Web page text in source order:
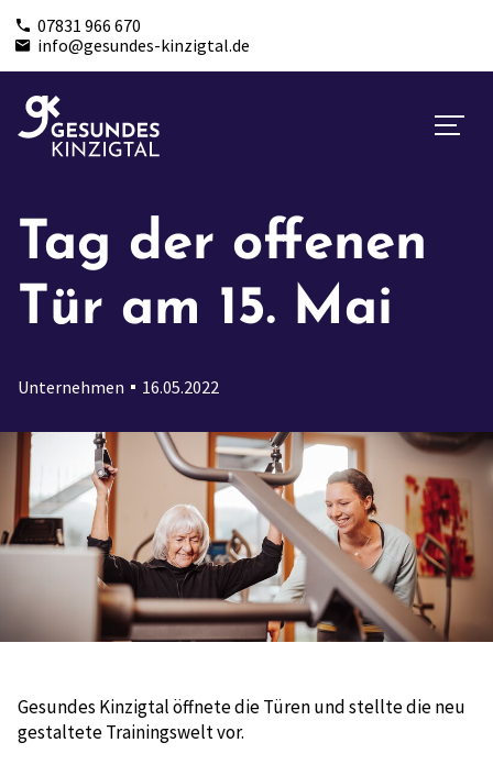
07831 966 670
info@gesundes-kinzigtal.de
Tag der offenen
Tür am 15. Mai
Unternehmen 16.05.2022
Gesundes Kinzigtal öffnete die Türen und stellte die neu
gestaltete Trainingswelt vor.